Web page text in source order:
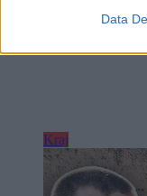
Data
Kraj